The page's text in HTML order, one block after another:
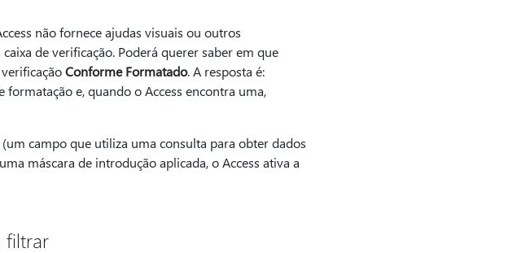
não fornece ajudas visuais ou outros
de verificação. Poderá querer saber em que
Conforme Formatado. A resposta é:
e, quando o Access encontra uma,
campo que utiliza uma consulta para obter dados
máscara de introdução aplicada, o Access ativa a
filtrar